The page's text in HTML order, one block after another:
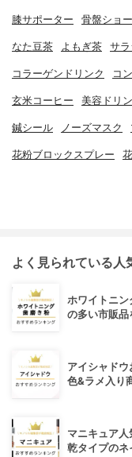
膝サポーター 骨盤ショ
なた豆茶 よもぎ茶 サ
コラーゲンドリンク コ
玄米コーヒー 美容ドリ
鍼シール ノーズマスク
花粉ブロックスプレー
よく見られている人
ホワイトニン
の多い市販品
アイシャド
色&ラメ入り
マニキュア
乾タイプのネ